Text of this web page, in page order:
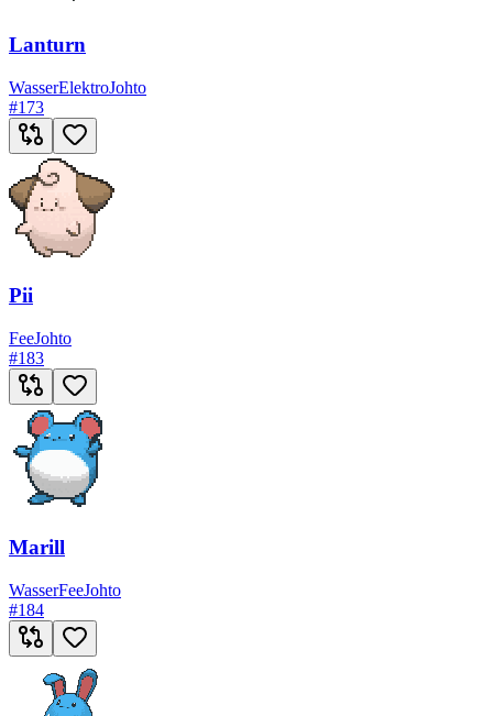
Lanturn
WasserElektroJohto
#173
Pii
FeeJohto
#183
Marill
WasserFeeJohto
#184